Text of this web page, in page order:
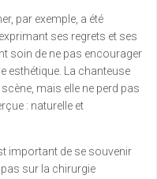
par exemple, a été
ses regrets et ses
soin de ne pas encourager
esthétique. La chanteuse
mais elle ne perd pas
: naturelle et
important de se souvenir
sur la chirurgie